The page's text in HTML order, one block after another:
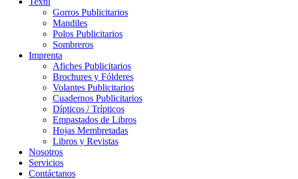
Gorros Publicitarios
Mandiles
Polos Publicitarios
Sombreros
Imprenta
Afiches Publicitarios
Brochures y Fólderes
Volantes Publicitarios
Cuadernos Publicitarios
Dípticos / Trípticos
Empastados de Libros
Hojas Membretadas
Libros y Revistas
Nosotros
Servicios
Contáctanos